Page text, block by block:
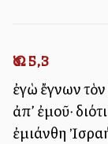
Ὡσ. 5,3
ἐγὼ ἔγνων
ἀπ’ ἐμοῦ·
ἐμιάνθη